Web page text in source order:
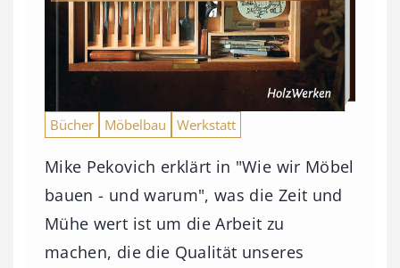
Bücher Möbelbau Werkstatt
Mike Pekovich erklärt in "Wie wir Möbel
bauen - und warum", was die Zeit und
Mühe wert ist um die Arbeit zu
machen, die die Qualität unseres